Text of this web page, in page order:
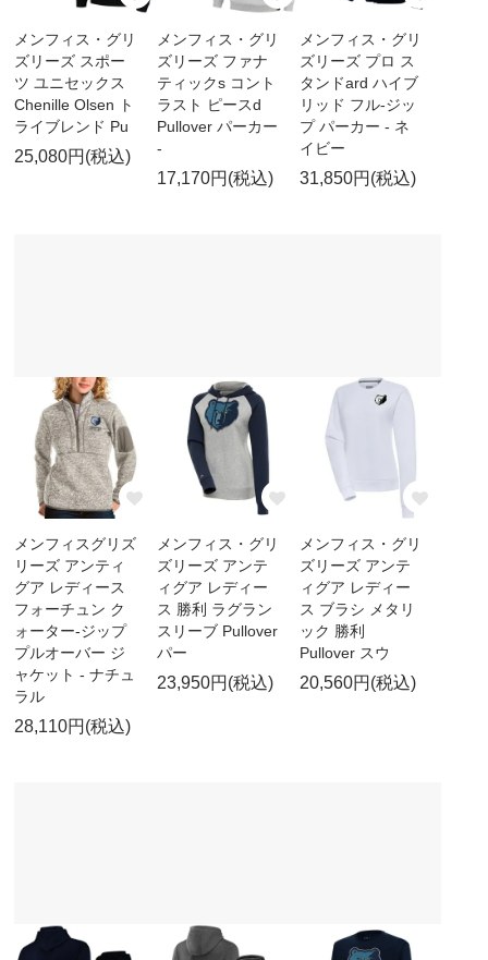
メンフィス・グリ
ズリーズ スポー
ツ ユニセックス
Chenille Olsen ト
ライブレンド Pu
25,080円(税込)
メンフィス・グリ
ズリーズ ファナ
ティックs コント
ラスト ピースd
Pullover パーカー
-
17,170円(税込)
メンフィス・グリ
ズリーズ プロ ス
タンドard ハイブ
リッド フル-ジッ
プ パーカー - ネ
イビー
31,850円(税込)
メンフィスグリズ
リーズ アンティ
グア レディース
フォーチュン ク
ォーター-ジップ
プルオーバー ジ
ャケット - ナチュ
ラル
28,110円(税込)
メンフィス・グリ
ズリーズ アンテ
ィグア レディー
ス 勝利 ラグラン
スリーブ Pullover
パー
23,950円(税込)
メンフィス・グリ
ズリーズ アンテ
ィグア レディー
ス ブラシ メタリ
ック 勝利
Pullover スウ
20,560円(税込)